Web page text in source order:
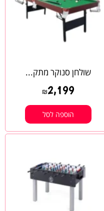
שולחן סנוקר מתק...
₪2,199
הוספה לסל